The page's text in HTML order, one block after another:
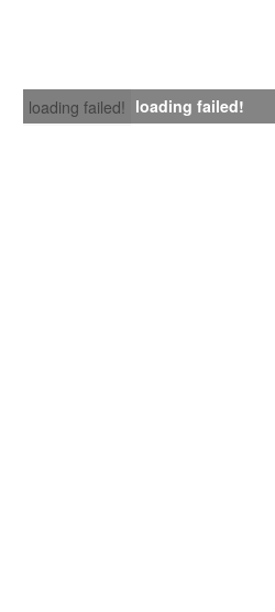
loading failed! loading failed!